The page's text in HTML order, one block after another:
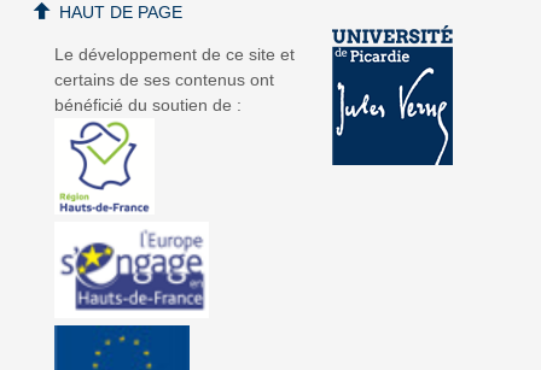
vv
Le développement de ce site et
certains de ses contenus ont
bénéficié du soutien de :
HAUT DE PAGE